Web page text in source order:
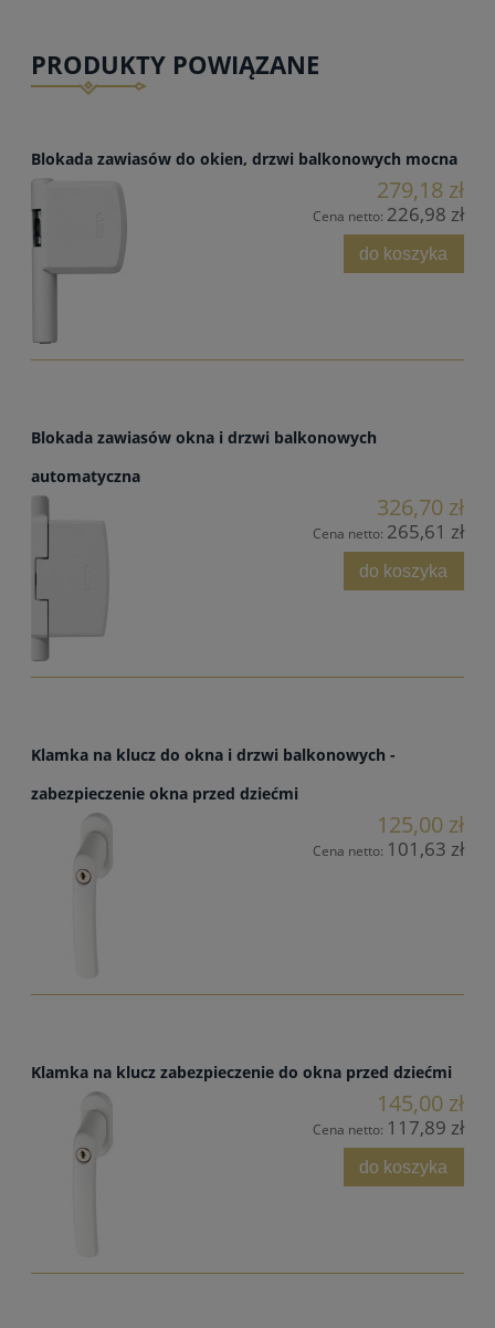
PRODUKTY POWIĄZANE
Blokada zawiasów do okien, drzwi balkonowych mocna
279,18 zł
Cena netto: 226,98 zł
do koszyka
Blokada zawiasów okna i drzwi balkonowych
automatyczna
326,70 zł
Cena netto: 265,61 zł
do koszyka
Klamka na klucz do okna i drzwi balkonowych -
zabezpieczenie okna przed dziećmi
125,00 zł
Cena netto: 101,63 zł
Klamka na klucz zabezpieczenie do okna przed dziećmi
145,00 zł
Cena netto: 117,89 zł
do koszyka